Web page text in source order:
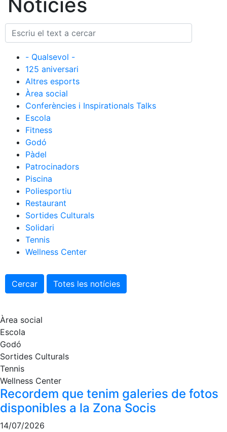
Cronologia
Presidents
Junta directiva
Comissions i comités
Estructura executiva
Preguntes Freqüents (FAQs)
Àrea esportiva
Tennis
Escola de tennis
Next Gen
Palmarès equips
Llegendes
Competicions
Quadres de Joc
Històric del Campionat Social
Fotos
Normativa
- Qualsevol -
125 aniversari
Altres esports
Àrea social
Conferències i Inspirationals Talks
Escola
Fitness
Godó
Pàdel
Patrocinadors
Piscina
Poliesportiu
Restaurant
Sortides Culturals
Solidari
Tennis
Wellness Center
Cercar Totes les notícies
Àrea social
Escola
Godó
Sortides Culturals
Tennis
Wellness Center
Recordem que tenim galeries de fotos
disponibles a la Zona Socis
14/07/2026